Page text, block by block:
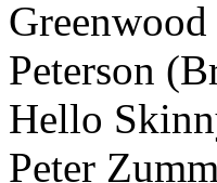
Peterson
Hello
Peter